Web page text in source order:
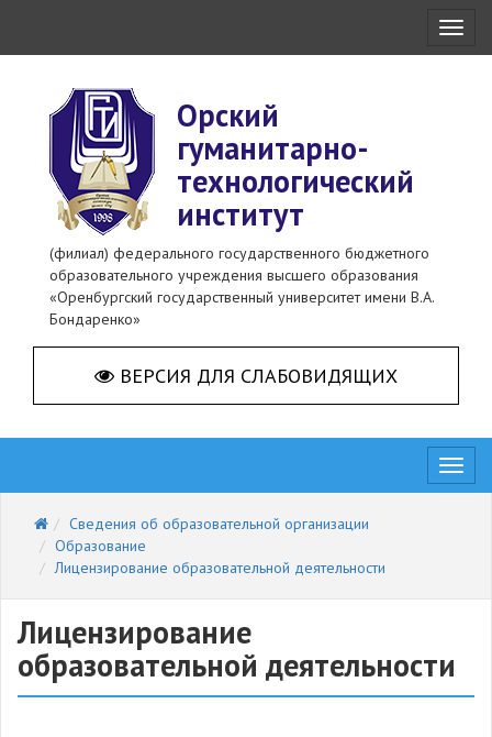
Орский
гуманитарно-
технологический
институт
(филиал) федерального государственного бюджетного
образовательного учреждения высшего образования
«Оренбургский государственный университет имени В.А.
Бондаренко»
ВЕРСИЯ ДЛЯ СЛАБОВИДЯЩИХ
Сведения об образовательной организации
Образование
Лицензирование образовательной деятельности
Лицензирование
образовательной деятельности